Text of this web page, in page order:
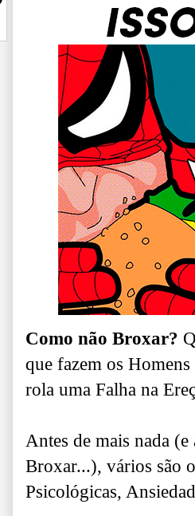
Como não Broxar?
que fazem os
rola uma Falha na
Antes de mais nada
Broxar...), vários são
Psicológicas,